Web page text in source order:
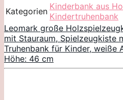
Kategorien Kinderbank aus
Kindertruhenbank
Leomark große
mit Stauraum, Spielzeugkiste
Truhenbank für Kinder, weiße
Höhe: 46 cm